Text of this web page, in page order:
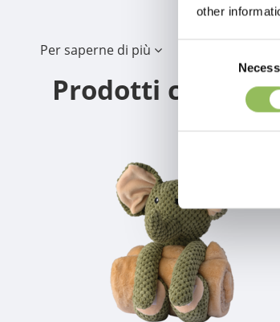
other
Per saperne di più
Prodotti